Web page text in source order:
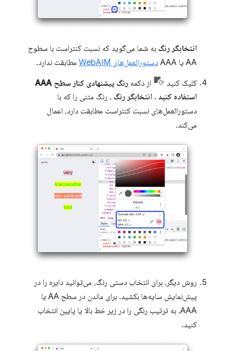
انتخابگر رنگ به شما می‌گوید که نسبت کنتراست با سطوح
AA یا AAA
دستورالعمل‌های WebAIM مطابقت ندارد.
کلیک کنید از دکمه
رنگ پیشنهادی کنار سطح AAA
استفاده کنید . انتخابگر رنگ ، رنگ متنی را که با
دستورالعمل‌های نسبت کنتراست مطابقت دارد، اعمال
می‌کند.
روش دیگر، برای انتخاب دستی رنگ، می‌توانید دایره را در
پیش‌نمایش سایه‌ها بکشید. برای ماندن در سطح AA یا
AAA، به ترتیب رنگی را در زیر خط بالا یا پایین انتخاب
کنید.